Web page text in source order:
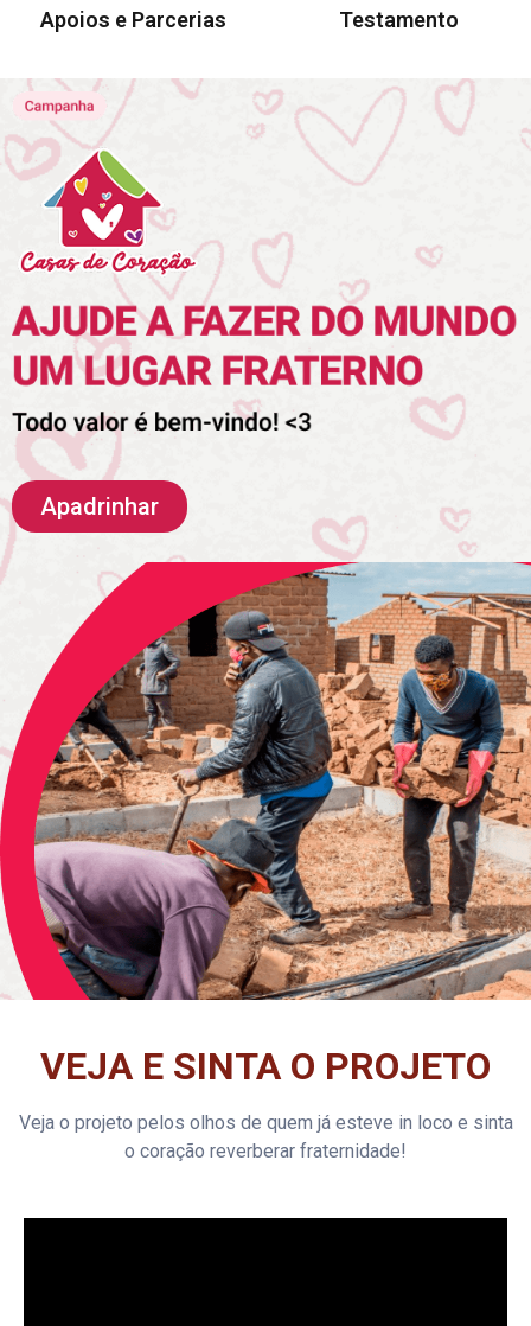
Apoios e Parcerias Testamento
Apadrinhar
VEJA E SINTA O PROJETO
Veja o projeto pelos olhos de quem já esteve in loco e sinta
o coração reverberar fraternidade!